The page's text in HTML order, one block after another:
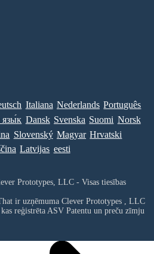
Italiana Nederlands Português
язы́к Dansk Svenska Suomi Norsk
Slovenský Magyar Hrvatski
Latvijas eesti
Prototypes, LLC - Visas tiesības
ir uzņēmuma Clever Prototypes , LLC
reģistrēta ASV Patentu un preču zīmju